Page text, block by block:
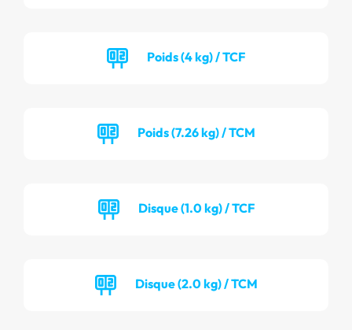
Poids (4 kg) / TCF
Poids (7.26 kg) / TCM
Disque (1.0 kg) / TCF
Disque (2.0 kg) / TCM